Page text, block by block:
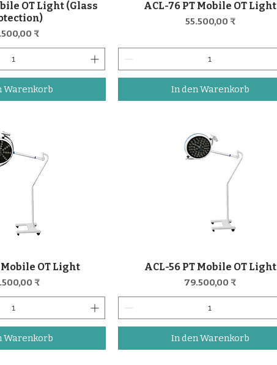
OT Light (Glass
₹
Warenkorb
Schnellansicht
ACL-76 PT Mobile OT Light
Preis
55.500,00 ₹
In den Warenkorb
Mobile OT Light
₹
Warenkorb
Schnellansicht
ACL-56 PT Mobile OT Light
Preis
79.500,00 ₹
In den Warenkorb